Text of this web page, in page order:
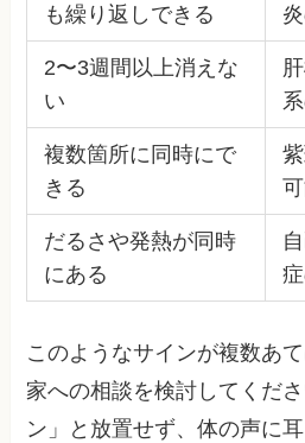
も繰り返しできる
2〜3週間以上消えな
い
複数箇所に同時にで
きる
だるさや発熱が同時
にある
このようなサインが複数あ
家への相談を検討してくだ
ン」と放置せず、体の声に